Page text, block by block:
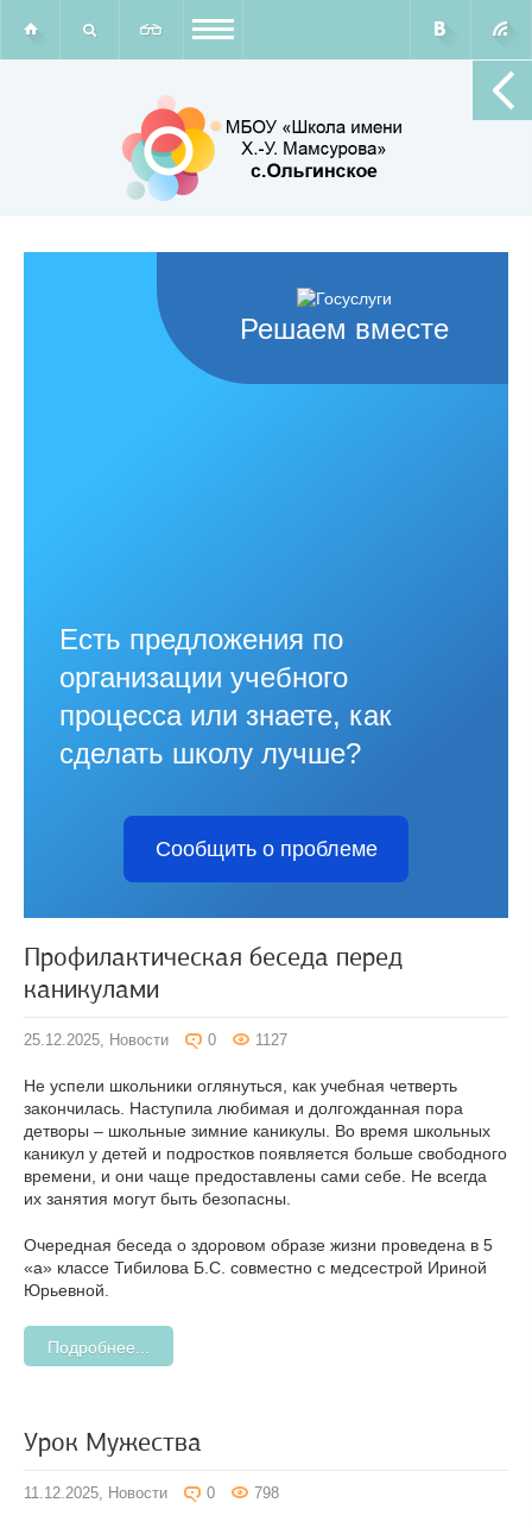
Решаем вместе
Есть предложения по
организации учебного
процесса или знаете, как
сделать школу лучше?
Сообщить о проблеме
Профилактическая беседа перед
каникулами
25.12.2025, Новости 0 1127
Не успели школьники оглянуться, как учебная четверть
закончилась. Наступила любимая и долгожданная пора
детворы – школьные зимние каникулы. Во время школьных
каникул у детей и подростков появляется больше свободного
времени, и они чаще предоставлены сами себе. Не всегда
их занятия могут быть безопасны.
Очередная беседа о здоровом образе жизни проведена в 5
«а» классе Тибилова Б.С. совместно с медсестрой Ириной
Юрьевной.
Подробнее...
Урок Мужества
11.12.2025, Новости 0 798